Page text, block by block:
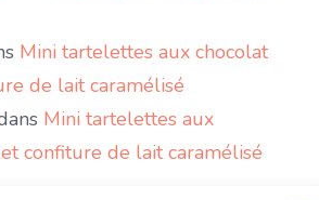
Mini tartelettes aux chocolat
de lait caramélisé
Mini tartelettes aux
confiture de lait caramélisé